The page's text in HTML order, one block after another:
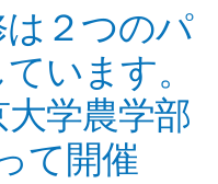
２つのパ
います。
学農学部
て開催